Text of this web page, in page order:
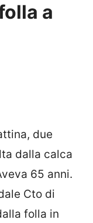
a
due
dalla calca
65 anni.
Cto di
folla in